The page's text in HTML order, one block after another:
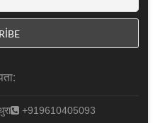
+919610405093